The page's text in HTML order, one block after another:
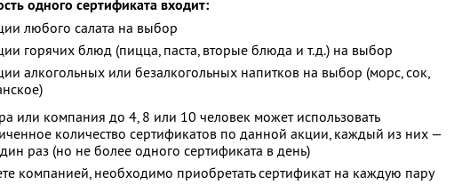
одного сертификата входит:
любого салата на выбор
горячих блюд (пицца, паста, вторые блюда и т.д.) на выбор
алкогольных или безалкогольных напитков на выбор (морс, сок,
или компания до 4, 8 или 10 человек может использовать
количество сертификатов по данной акции, каждый из них —
раз (но не более одного сертификата в день)
компанией, необходимо приобретать сертификат на каждую пару